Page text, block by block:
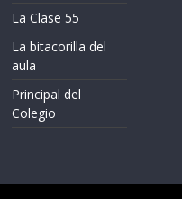
La Clase 55
La bitacorilla del
aula
Principal del
Colegio